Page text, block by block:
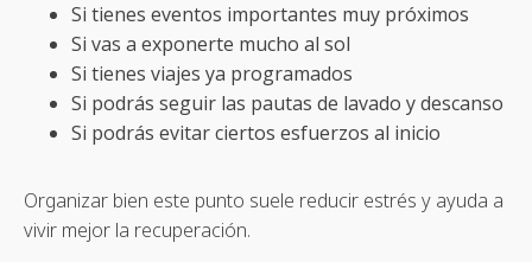
Si tienes eventos importantes muy próximos
Si vas a exponerte mucho al sol
Si tienes viajes ya programados
Si podrás seguir las pautas de lavado y descanso
Si podrás evitar ciertos esfuerzos al inicio
Organizar bien este punto suele reducir estrés y ayuda a
vivir mejor la recuperación.